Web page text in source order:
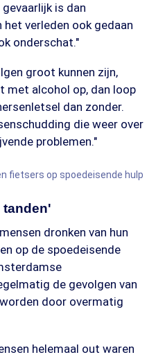
is dan
verleden ook gedaan
onderschat."
groot kunnen zijn,
met alcohol op, dan loop
dan zonder.
die weer over
problemen."
fietsers op spoedeisende hulp
tanden'
dronken van hun
op de spoedeisende
de gevolgen van
door overmatig
helemaal out waren